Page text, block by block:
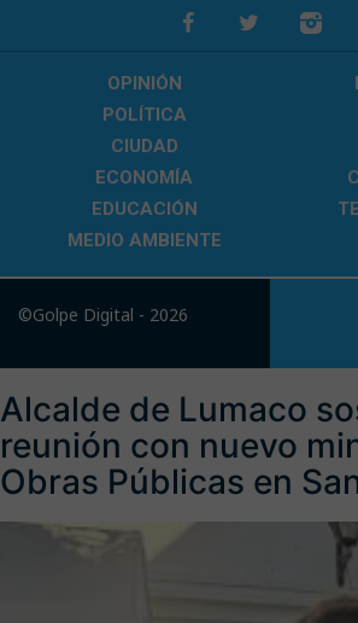
OPINIÓN
POLÍTICA
CIUDAD
ECONOMÍA
EDUCACIÓN
MEDIO AMBIENTE
©Golpe Digital - 2026
Alcalde de Lumaco
reunión con nuevo
Obras Públicas en